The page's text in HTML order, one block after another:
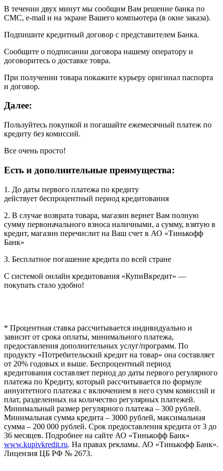
В течении двух минут мы сообщим Вам решение банка по
СМС, e-mail и на экране Вашего компьютера (в окне заказа).
Подпишите кредитный договор с представителем Банка.
Сообщите о подписании договора нашему оператору и
договоритесь о доставке товра.
При получении товара покажите курьеру оригинал паспорта
и договор.
Далее:
Пользуйтесь покупкой и погашайте ежемесячный платеж по
кредиту без комиссий.
Все очень просто!
Есть и дополнительные преимущества:
1. До даты первого платежа по кредиту
действует беспроцентный период кредитования
2. В случае возврата товара, магазин вернет Вам полную
сумму первоначального взноса наличными, а сумму, взятую в
кредит, магазин перечислит на Ваш счет в АО «Тинькофф
Банк»
3. Бесплатное погашение кредита по всей стране
С системой онлайн кредитования «КупиВкредит» —
покупать стало удобно!
* Процентная ставка рассчитывается индивидуально и
зависит от срока оплаты, минимального платежа,
предоставления дополнительных услуг/программ. По
продукту «Потребительский кредит на товар» она составляет
от 20% годовых и выше. Беспроцентный период
кредитования составляет период до даты первого регулярного
платежа по Кредиту, который рассчитывается по формуле
аннуитетного платежа с включением в него сумм комиссий и
плат, разделенных на количество регулярных платежей.
Минимальный размер регулярного платежа – 300 рублей.
Минимальная сумма кредита – 3000 рублей, максимальная
сумма – 200 000 рублей. Срок предоставления кредита от 3 до
36 месяцев. Подробнее на сайте АО «Тинькофф Банк»
www.kupivkredit.ru. На правах рекламы. АО «Тинькофф Банк».
Лицензия ЦБ РФ № 2673.